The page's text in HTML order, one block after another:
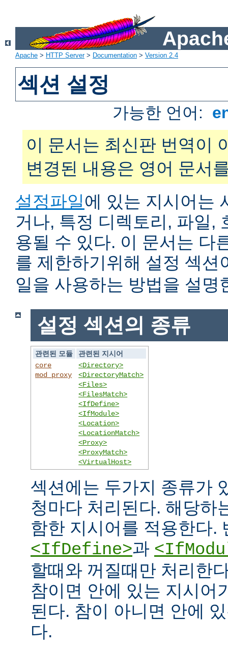
Apache > HTTP Server> Documentation > Version 2.4
섹션 설정
가능한 언어:
이 문서는 최신판 번역이
변경된 내용은 영어 문서
설정파일에 있는 지시어는
거나, 특정 디렉토리, 파일,
용될 수 있다. 이 문서는 다
를 제한하기위해 설정 섹션
일을 사용하는 방법을 설명
설정 섹션의 종류
관련된 모듈
관련된 지시어
core
mod_proxy
<Directory>
<DirectoryMatch>
<Files>
<FilesMatch>
<IfDefine>
<IfModule>
<Location>
<LocationMatch>
<Proxy>
<ProxyMatch>
<VirtualHost>
섹션에는 두가지 종류가
청마다 처리된다. 해당하
함한 지시어를 적용한다.
<IfDefine>과
할때와 꺼질때만 처리한
참이면 안에 있는 지시어
된다. 참이 아니면 안에
다.